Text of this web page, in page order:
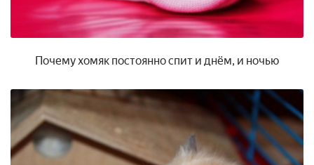
Почему хомяк постоянно спит и днём, и ночью